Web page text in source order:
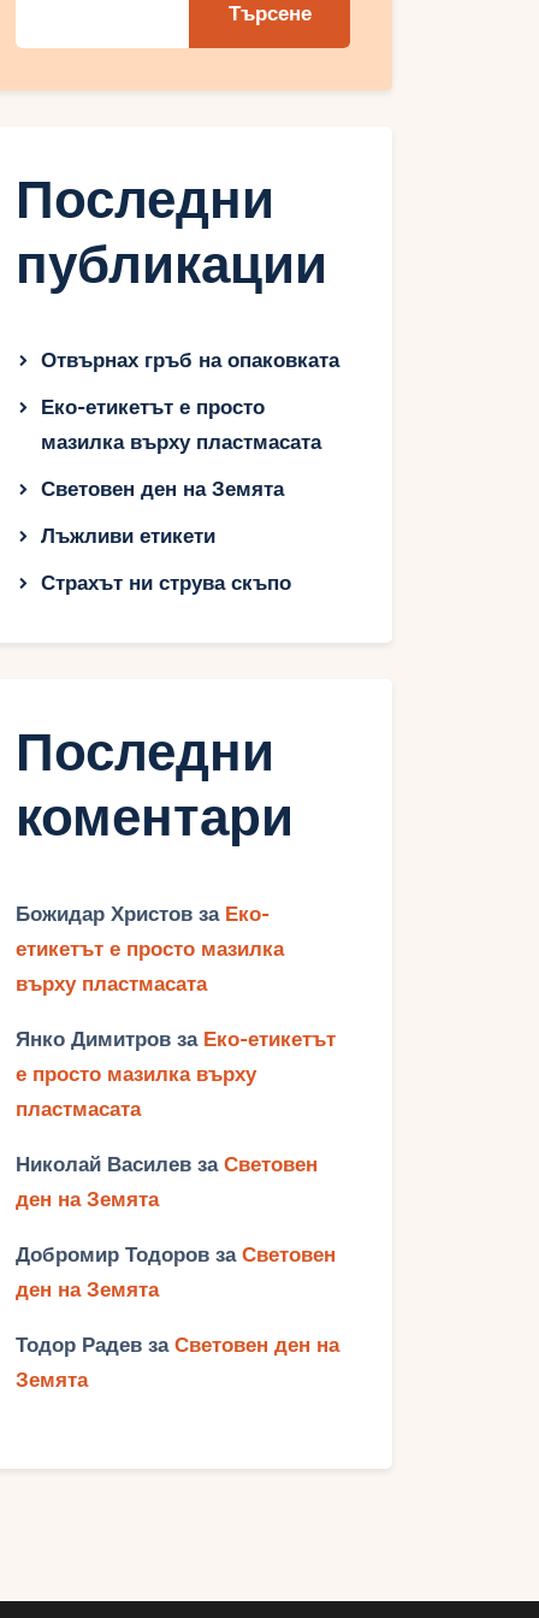
Търсене
Последни
публикации
Отвърнах гръб на опаковката
Еко-етикетът е просто
мазилка върху пластмасата
Световен ден на Земята
Лъжливи етикети
Страхът ни струва скъпо
Последни
коментари
Божидар Христов за Еко-
етикетът е просто мазилка
върху пластмасата
Янко Димитров за Еко-етикетът
е просто мазилка върху
пластмасата
Николай Василев заСветовен
ден на Земята
Добромир Тодоров заСветовен
ден на Земята
Тодор Радев заСветовен ден на
Земята